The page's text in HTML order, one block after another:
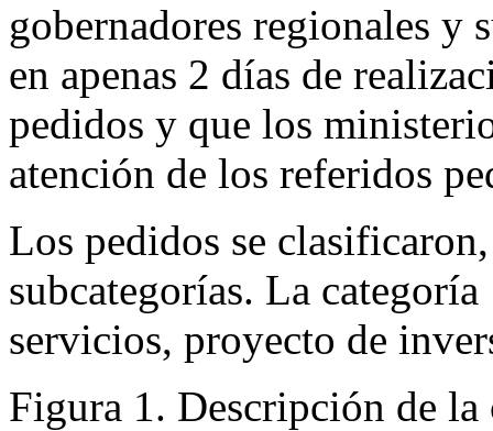
gobernadores regionales y
en apenas 2 días de
pedidos y que los
atención de los referidos
Los pedidos se
subcategorías. La
servicios, proyecto de
Figura 1. Descripción de la